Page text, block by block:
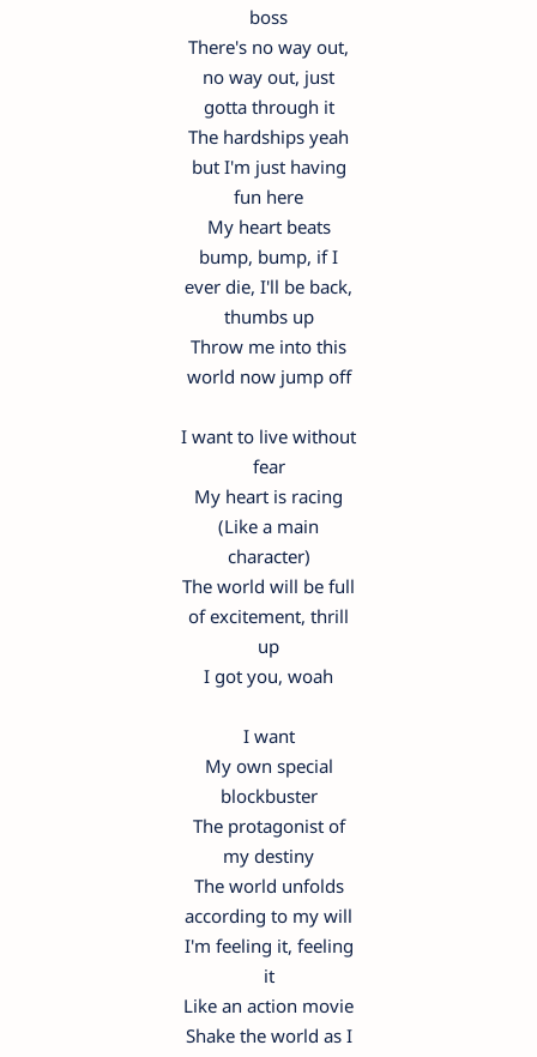
boss
There's no way out,
no way out, just
gotta through it
The hardships yeah
but I'm just having
fun here
My heart beats
bump, bump, if I
еver die, I'll be back,
thumbs up
Throw mе into this
world now jump off
I want to live without
fear
My heart is racing
(Like a main
character)
The world will be full
of excitement, thrill
up
I got you, woah
I want
My own special
blockbuster
The protagonist of
my destiny
The world unfolds
according to my will
I'm feeling it, feeling
it
Like an action movie
Shake the world as I